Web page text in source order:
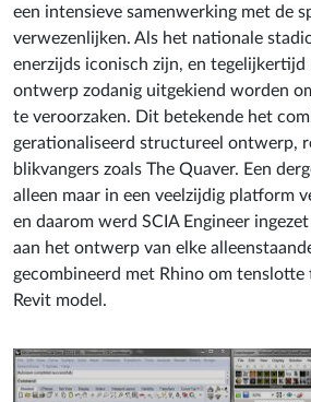
een intensieve samenwerking met de
verwezenlijken. Als het nationale
enerzijds iconisch zijn, en
ontwerp zodanig uitgekiend worden
te veroorzaken. Dit betekende het
gerationaliseerd structureel ontwerp,
blikvangers zoals The Quaver. Een
alleen maar in een veelzijdig platform
en daarom werd SCIA Engineer
aan het ontwerp van elke
gecombineerd met Rhino om tenslotte
Revit model.